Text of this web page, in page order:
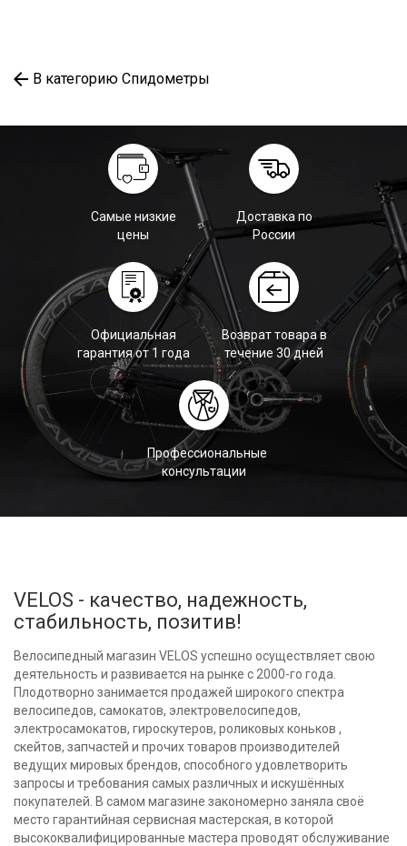
В категорию Спидометры
Самые низкие
цены
Доставка по
России
Официальная
гарантия от 1 года
Возврат товара в
течение 30 дней
Профессиональные
консультации
VELOS - качество, надежность,
стабильность, позитив!
Велосипедный магазин VELOS успешно осуществляет свою
деятельность и развивается на рынке с 2000-го года.
Плодотворно занимается продажей широкого спектра
велосипедов, самокатов, электровелосипедов,
электросамокатов, гироскутеров, роликовых коньков ,
скейтов, запчастей и прочих товаров производителей
ведущих мировых брендов, способного удовлетворить
запросы и требования самых различных и искушённых
покупателей. В самом магазине закономерно заняла своё
место гарантийная сервисная мастерская, в которой
высококвалифицированные мастера проводят обслуживание